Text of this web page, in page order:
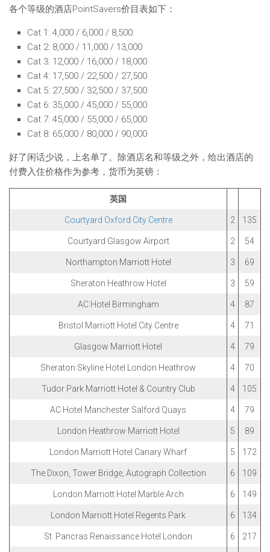
各个等级的酒店PointSavers价目表如下：
Cat 1: 4,000 / 6,000 / 8,500
Cat 2: 8,000 / 11,000 / 13,000
Cat 3: 12,000 / 16,000 / 18,000
Cat 4: 17,500 / 22,500 / 27,500
Cat 5: 27,500 / 32,500 / 37,500
Cat 6: 35,000 / 45,000 / 55,000
Cat 7: 45,000 / 55,000 / 65,000
Cat 8: 65,000 / 80,000 / 90,000
好了闲话少说，上名单了。除酒店名和等级之外，给出酒店的
付费入住价格作为参考，货币为英镑：
英国
Courtyard Oxford City Centre 2 135
Courtyard Glasgow Airport 2 54
Northampton Marriott Hotel 3 69
Sheraton Heathrow Hotel 3 59
AC Hotel Birmingham 4 87
Bristol Marriott Hotel City Centre 4 71
Glasgow Marriott Hotel 4 79
Sheraton Skyline Hotel London Heathrow 4 70
Tudor Park Marriott Hotel & Country Club 4 105
AC Hotel Manchester Salford Quays 4 79
London Heathrow Marriott Hotel 5 89
London Marriott Hotel Canary Wharf 5 172
The Dixon, Tower Bridge, Autograph Collection 6 109
London Marriott Hotel Marble Arch 6 149
London Marriott Hotel Regents Park 6 134
St. Pancras Renaissance Hotel London 6 217